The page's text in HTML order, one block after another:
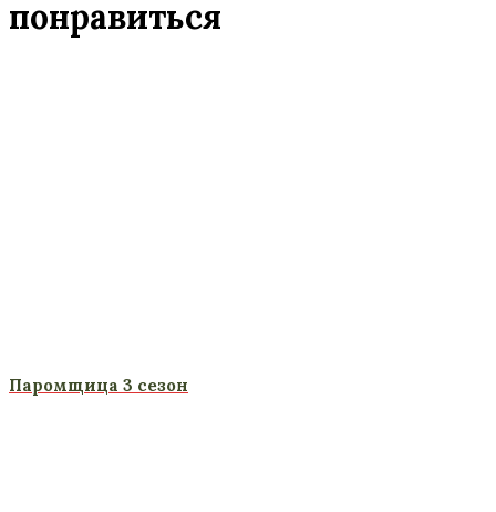
понравиться
Паромщица 3 сезон